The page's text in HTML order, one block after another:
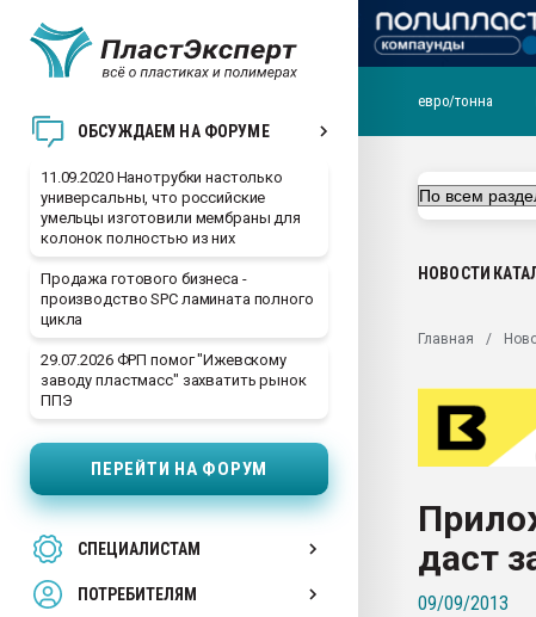
ОБСУЖДАЕМ НА ФОРУМЕ
11.09.2020 Нанотрубки настолько
универсальны, что российские
умельцы изготовили мембраны для
колонок полностью из них
Продажа готового бизнеса -
производство SPC ламината полного
цикла
29.07.2026 ФРП помог "Ижевскому
заводу пластмасс" захватить рынок
ППЭ
ПЕРЕЙТИ НА ФОРУМ
СПЕЦИАЛИСТАМ
ПОТРЕБИТЕЛЯМ
28.07.2026
Материал поверхности
вакуумного
Armaloy PC/ABS-1IM
26.07.2022 "Сибирский
намного дороже
евро/тонна
НОВОСТИ
Главная
даст
09/09/2013